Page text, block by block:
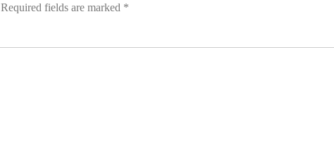
Required fields are marked *